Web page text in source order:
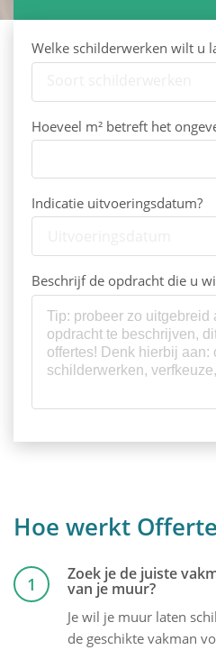
Welke schilderwerken wilt u
Hoeveel m² betreft het
Indicatie uitvoeringsdatum?
Beschrijf de opdracht die u
Hoe werkt
1 Zoek je de juiste
van je muur?
Je wil je muur laten
de geschikte vakman